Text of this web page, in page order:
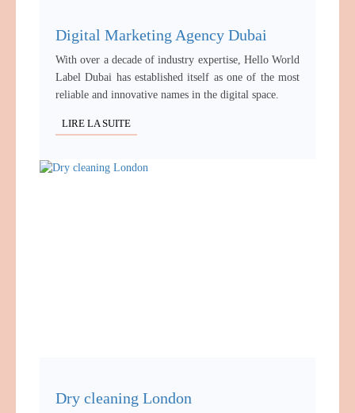
Digital Marketing Agency Dubai
With over a decade of industry expertise, Hello World
Label Dubai has established itself as one of the most
reliable and innovative names in the digital space.
LIRE LA SUITE
Dry cleaning London